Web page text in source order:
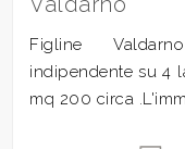
Figline
indipendente su 4
mq 200 circa